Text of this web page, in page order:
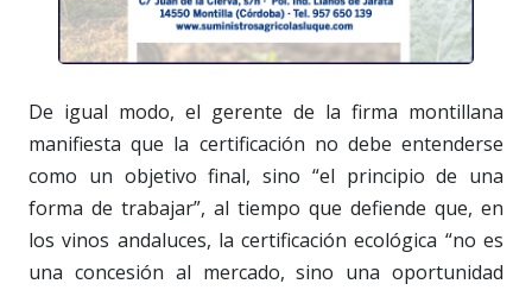
De igual modo, el gerente de la firma montillana
manifiesta que la certificación no debe entenderse
como un objetivo final, sino “el principio de una
forma de trabajar”, al tiempo que defiende que, en
los vinos andaluces, la certificación ecológica “no es
una concesión al mercado, sino una oportunidad